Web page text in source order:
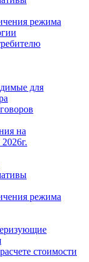
режима
для
на
режима
стоимости